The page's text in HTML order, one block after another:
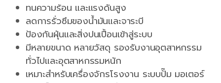
ทนความร้อน และแรงดันสูง
ลดการรั่วซึมของน้ำมันและจาระบี
ป้องกันฝุ่นและสิ่งปนเปื้อนเข้าสู่ระบบ
มีหลายขนาด หลายวัสดุ รองรับงานอุตสาหกรรม
ทั่วไปและอุตสาหกรรมหนัก
เหมาะสำหรับเครื่องจักรโรงงาน ระบบปั๊ม มอเตอร์